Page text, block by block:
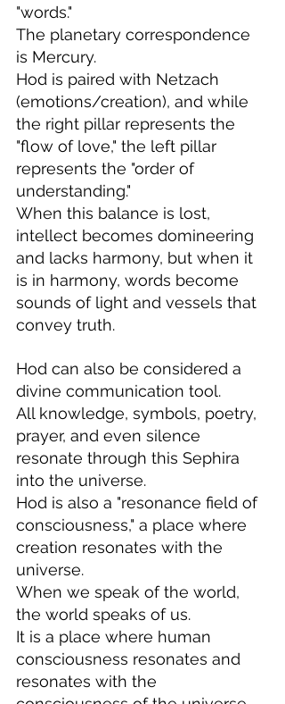
"words."
The planetary correspondence
is Mercury.
Hod is paired with Netzach
(emotions/creation), and while
the right pillar represents the
"flow of love," the left pillar
represents the "order of
understanding."
When this balance is lost,
intellect becomes domineering
and lacks harmony, but when it
is in harmony, words become
sounds of light and vessels that
convey truth.
Hod can also be considered a
divine communication tool.
All knowledge, symbols, poetry,
prayer, and even silence
resonate through this Sephira
into the universe.
Hod is also a "resonance field of
consciousness," a place where
creation resonates with the
universe.
When we speak of the world,
the world speaks of us.
It is a place where human
consciousness resonates and
resonates with the